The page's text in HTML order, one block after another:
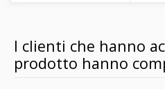
I clienti che hanno
prodotto hanno